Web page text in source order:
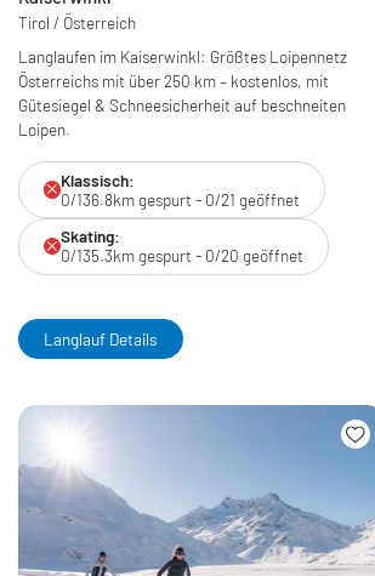
Tirol / Österreich
Langlaufen im Kaiserwinkl: Größtes Loipennetz
Österreichs mit über 250 km – kostenlos, mit
Gütesiegel & Schneesicherheit auf beschneiten
Loipen.
Klassisch:
0/136.8km gespurt - 0/21 geöffnet
Skating:
0/135.3km gespurt - 0/20 geöffnet
Langlauf Details